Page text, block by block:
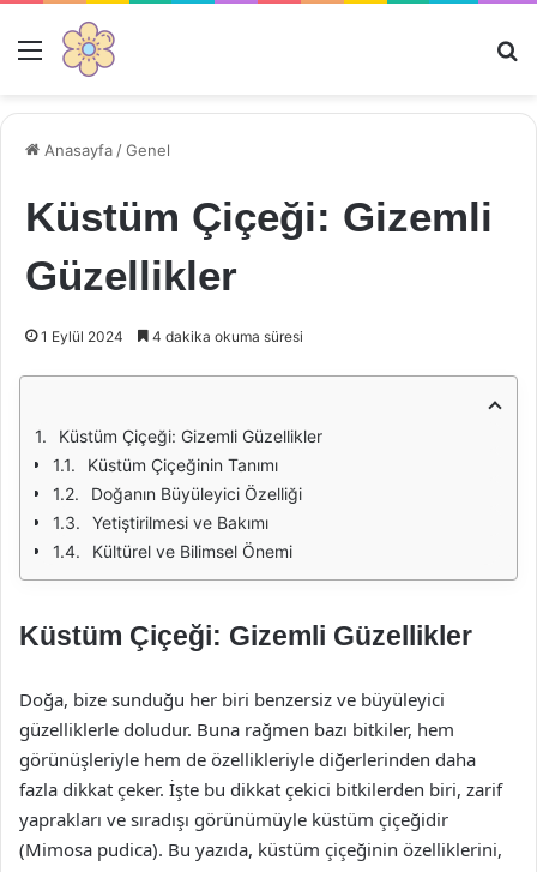
Menü
Anasayfa /Genel
Küstüm Çiçeği: Gizemli
Güzellikler
1 Eylül 2024 4 dakika okuma süresi
Küstüm Çiçeği: Gizemli Güzellikler
Küstüm Çiçeğinin Tanımı
Doğanın Büyüleyici Özelliği
Yetiştirilmesi ve Bakımı
Kültürel ve Bilimsel Önemi
Küstüm Çiçeği: Gizemli Güzellikler
Doğa, bize sunduğu her biri benzersiz ve büyüleyici
güzelliklerle doludur. Buna rağmen bazı bitkiler, hem
görünüşleriyle hem de özellikleriyle diğerlerinden daha
fazla dikkat çeker. İşte bu dikkat çekici bitkilerden biri, zarif
yaprakları ve sıradışı görünümüyle küstüm çiçeğidir
(Mimosa pudica). Bu yazıda, küstüm çiçeğinin özelliklerini,